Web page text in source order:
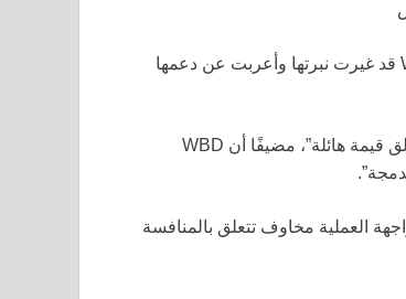
لا تزال الإدارة بحاجة إلى منح موافقتها على الصفقة على الرغم من أن WBD قد غيرت نبرتها وأعربت عن دعمها
استخدم المدير التنفيذي ديفيد زاسلوف بيانًا ليعلن أن عرض باراماونت “سيخلق قيمة هائلة”، مضيفًا أن WBD
العملية مخاوف تتعلق بالمنافسة